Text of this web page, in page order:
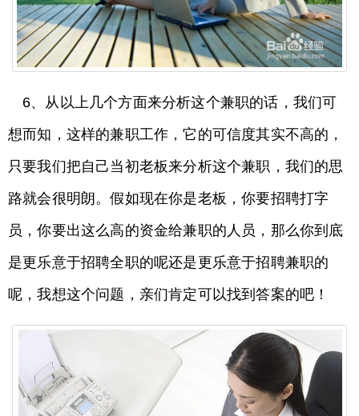
6、从以上几个方面来分析这个兼职的话，我们可
想而知，这样的兼职工作，它的可信度其实不高的，
只要我们把自己当初老板来分析这个兼职，我们的思
路就会很明朗。假如现在你是老板，你要招聘打字
员，你要出这么高的资金给兼职的人员，那么你到底
是更乐意于招聘全职的呢还是更乐意于招聘兼职的
呢，我想这个问题，亲们肯定可以找到答案的吧！